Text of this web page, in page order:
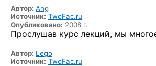
Автор: Ang
Источник: TwoFac.ru
Опубликовано: 2008 г.
Прослушав курс лекций, мы
Автор: Lego
Источник: TwoFac.ru